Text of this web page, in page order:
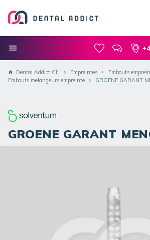
Dental Addict CH Empreintes
Embouts
Embouts melangeurs empreinte
GROENE GARANT
GROENE GARANT